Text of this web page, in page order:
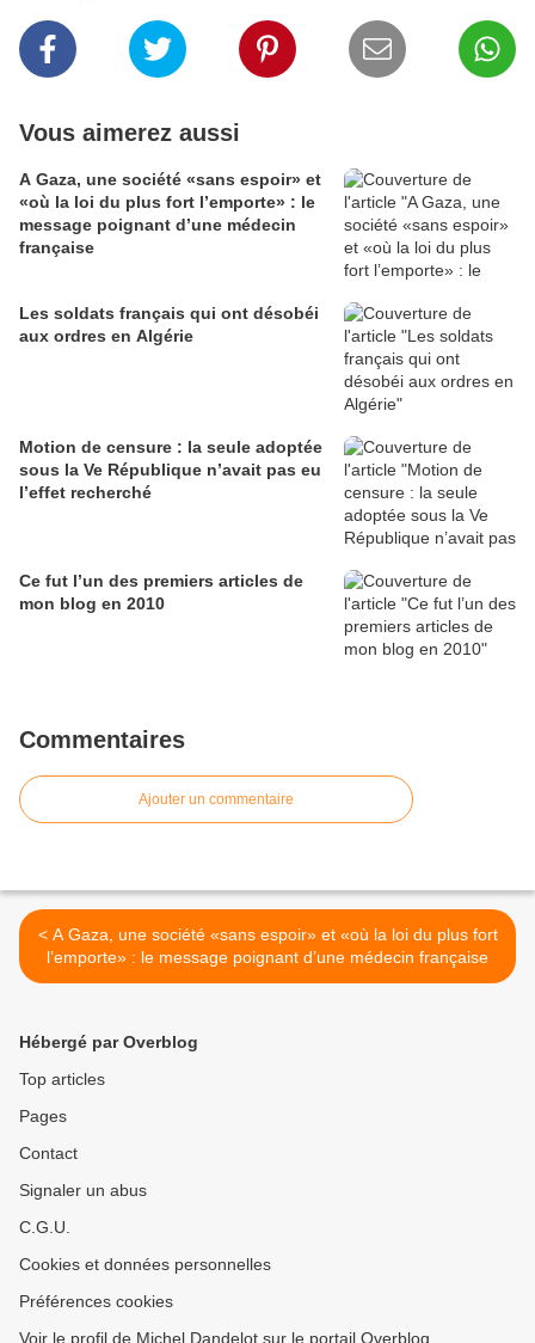
Vous aimerez aussi
A Gaza, une société «sans espoir» et
«où la loi du plus fort l’emporte» : le
message poignant d’une médecin
française
Les soldats français qui ont désobéi
aux ordres en Algérie
Motion de censure : la seule adoptée
sous la Ve République n’avait pas eu
l’effet recherché
Ce fut l’un des premiers articles de
mon blog en 2010
Commentaires
Ajouter un commentaire
< A Gaza, une société «sans espoir» et «où la loi du plus fort
l’emporte» : le message poignant d’une médecin française
Hébergé par Overblog
Top articles
Pages
Contact
Signaler un abus
C.G.U.
Cookies et données personnelles
Préférences cookies
Voir le profil de Michel Dandelot sur le portail Overblog